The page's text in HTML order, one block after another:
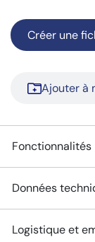
Créer une
Ajouter à
Fonctionnalités
Données
Logistique et